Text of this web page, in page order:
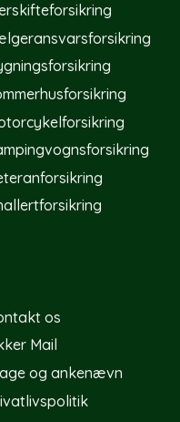
os
Mail
og ankenævn